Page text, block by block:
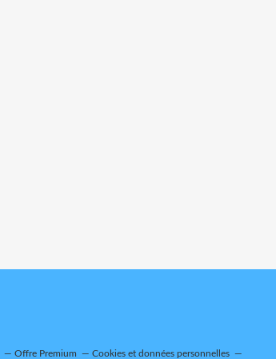
Offre Premium Cookies et données personnelles